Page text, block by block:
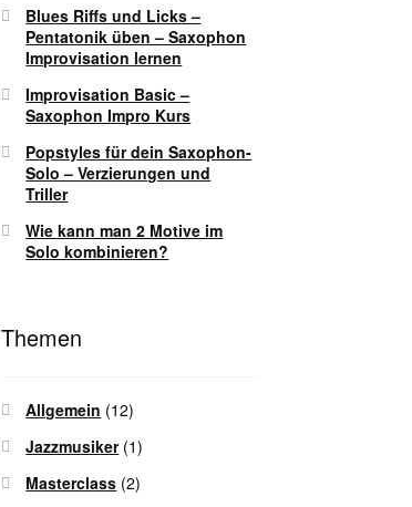
Blues Riffs und Licks –
Pentatonik üben – Saxophon
Improvisation lernen
Improvisation Basic –
Saxophon Impro Kurs
Popstyles für dein Saxophon-
Solo – Verzierungen und
Triller
Wie kann man 2 Motive im
Solo kombinieren?
Themen
Allgemein (12)
Jazzmusiker(1)
Masterclass (2)